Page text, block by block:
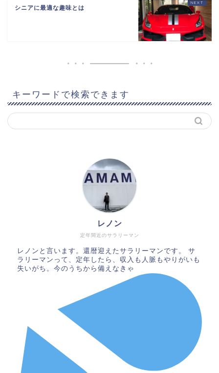
シニアに最適な趣味とは
キーワードで検索できます
定年間近のサラリーマン
レノン
レノンと言います。還暦迎えたサラリーマンです。 サ
ラリーマンって、定年したら、収入も人脈もやりがいも
失いがち。今のうちから備えなきゃ